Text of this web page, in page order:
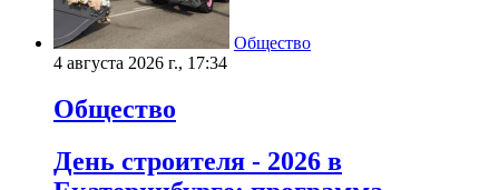
Общество
4 августа 2026 г., 17:34
Общество
День строителя - 2026 в